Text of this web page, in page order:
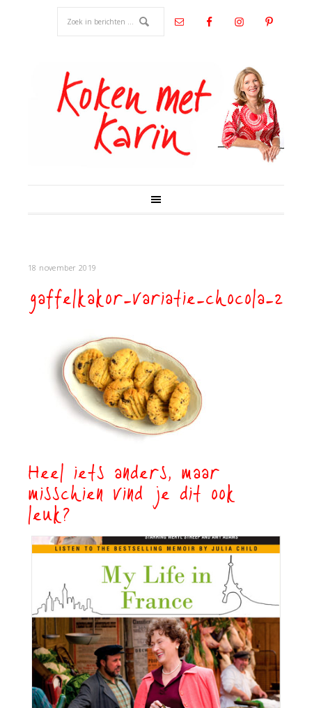
18 november 2019
gaffelkakor-variatie-chocola-2
Heel iets anders, maar
misschien vind je dit ook
leuk?